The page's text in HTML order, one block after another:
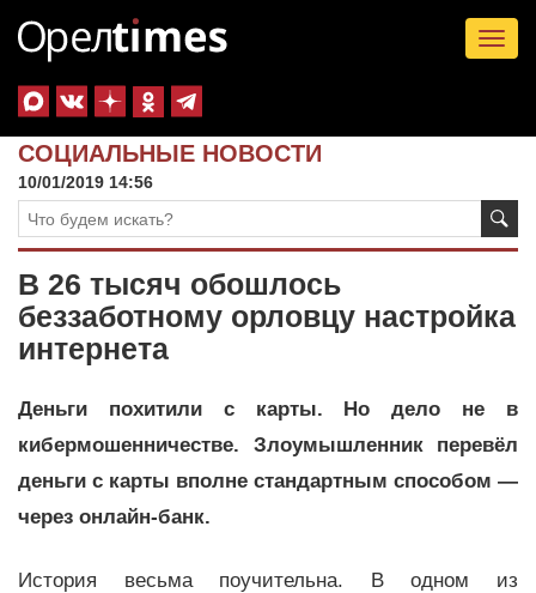
СОЦИАЛЬНЫЕ НОВОСТИ
10/01/2019 14:56
В 26 тысяч обошлось
беззаботному орловцу настройка
интернета
Деньги похитили с карты. Но дело не в
кибермошенничестве. Злоумышленник перевёл
деньги с карты вполне стандартным способом —
через онлайн-банк.
История весьма поучительна. В одном из